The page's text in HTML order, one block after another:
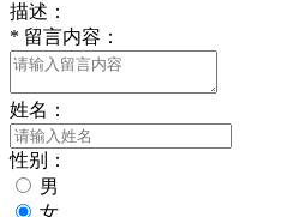
描述：
* 留言内容：
姓名：
性别：
男